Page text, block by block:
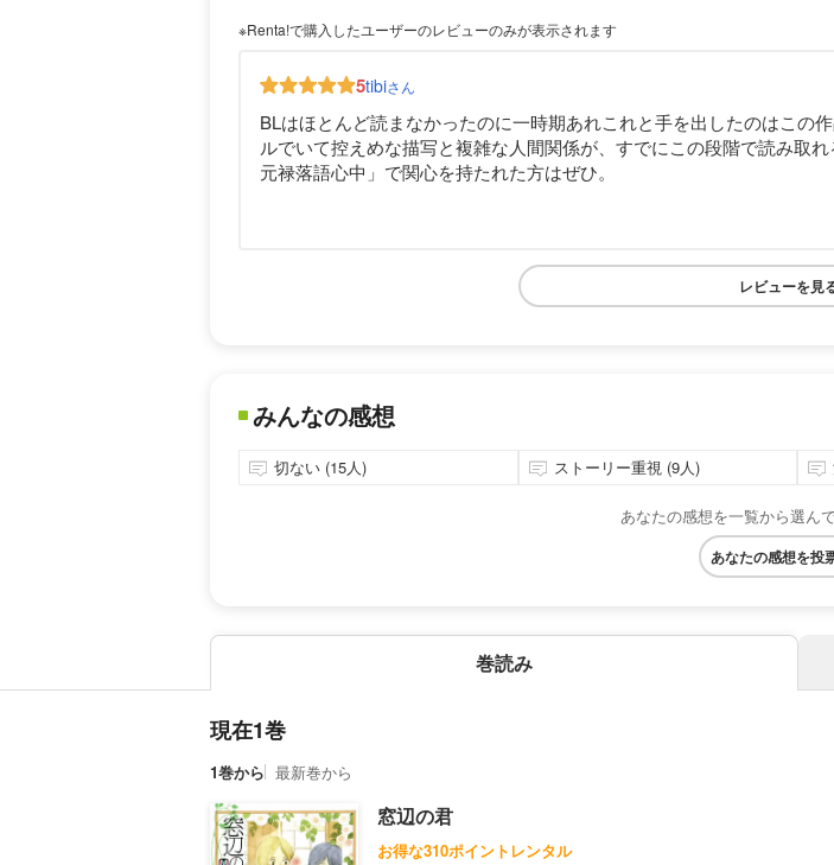
※Renta!で購入したユーザーのレビューのみが表示されます
5tibiさん
BLはほとんど読まなかったのに一時期あれこれと手を出したのはこの
ルでいて控えめな描写と複雑な人間関係が、すでにこの段階で読み取
元禄落語心中」で関心を持たれた方はぜひ。
レビューを見
みんなの感想
切ない (15人) ストーリー重視 (9人)
あなたの感想を一覧から選ん
あなたの感想を投
巻読み
現在1巻
1巻から 最新巻から
窓辺の君
お得な310ポイントレンタル